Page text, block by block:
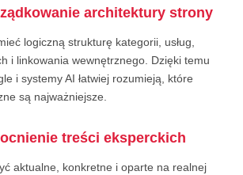
architektury strony
logiczną strukturę kategorii, usług,
i linkowania wewnętrznego. Dzięki temu
i systemy AI łatwiej rozumieją, które
są najważniejsze.
treści eksperckich
aktualne, konkretne i oparte na realnej